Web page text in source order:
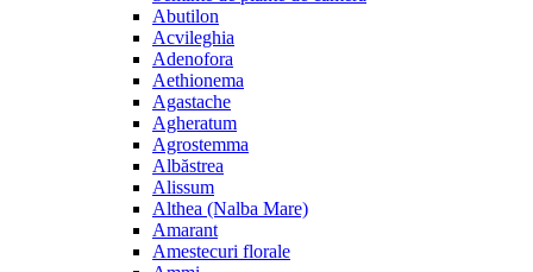
Abutilon
Acvileghia
Adenofora
Aethionema
Agastache
Agheratum
Agrostemma
Albăstrea
Alissum
Althea (Nalba Mare)
Amarant
Amestecuri florale